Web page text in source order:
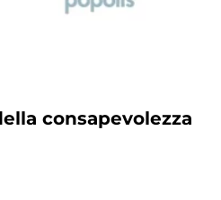
consapevolezza